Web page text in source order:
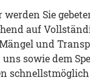
Sie
auf
und
sowie dem